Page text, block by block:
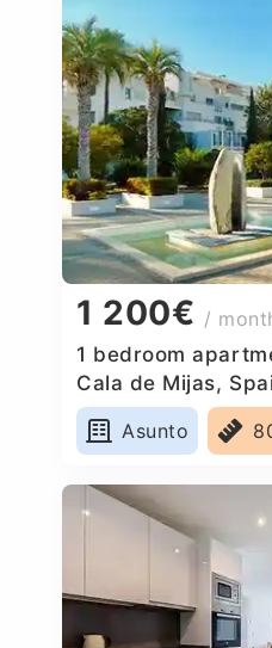
1 200€ /
1 bedroom
Cala de Mijas,
Asunto